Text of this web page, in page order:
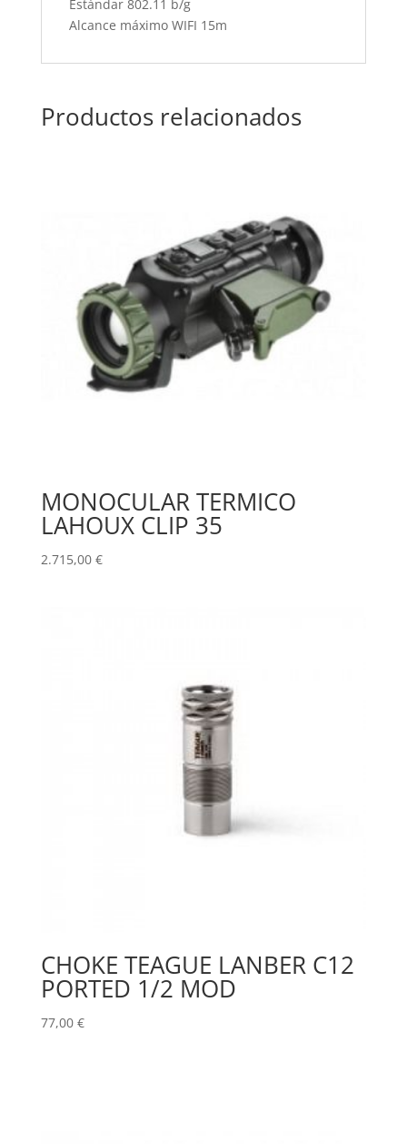
Estándar 802.11 b/g
Alcance máximo WIFI 15m
Productos relacionados
MONOCULAR TERMICO
LAHOUX CLIP 35
2.715,00 €
CHOKE TEAGUE LANBER C12
PORTED 1/2 MOD
77,00 €